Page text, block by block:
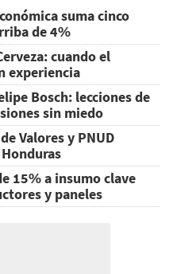
suma cinco
de 4%
cuando el
experiencia
Bosch: lecciones de
sin miedo
Valores y PNUD
15% a insumo clave
y paneles